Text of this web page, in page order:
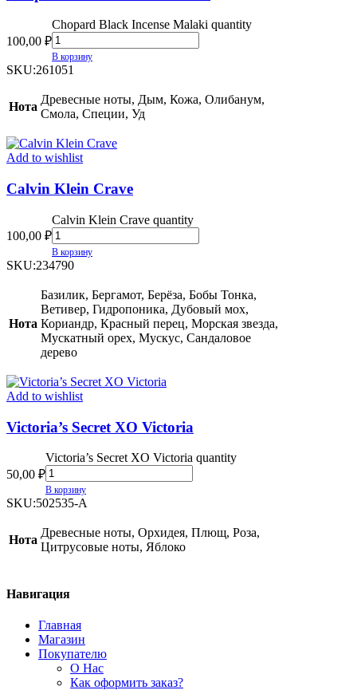
100,00 ₽
Chopard Black Incense Malaki quantity
В корзину
SKU:261051
Нота
Древесные ноты, Дым, Кожа, Олибанум,
Смола, Специи, Уд
Add to wishlist
Calvin Klein Crave
100,00 ₽
Calvin Klein Crave quantity
В корзину
SKU:234790
Нота
Базилик, Бергамот, Берёза, Бобы Тонка,
Ветивер, Гидропоника, Дубовый мох,
Кориандр, Красный перец, Морская звезда,
Мускатный орех, Мускус, Сандаловое
дерево
Add to wishlist
Victoria’s Secret XO Victoria
50,00 ₽
Victoria’s Secret XO Victoria quantity
В корзину
SKU:502535-A
Нота
Древесные ноты, Орхидея, Плющ, Роза,
Цитрусовые ноты, Яблоко
Навигация
Главная
Магазин
Покупателю
О Нас
Как оформить заказ?